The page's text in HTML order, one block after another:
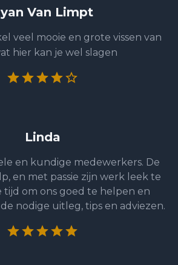
Van Limpt
veel mooie en grote vissen van
hier kan je wel slagen
Linda
en kundige medewerkers. De
en met passie zijn werk leek te
tijd om ons goed te helpen en
nodige uitleg, tips en adviezen.